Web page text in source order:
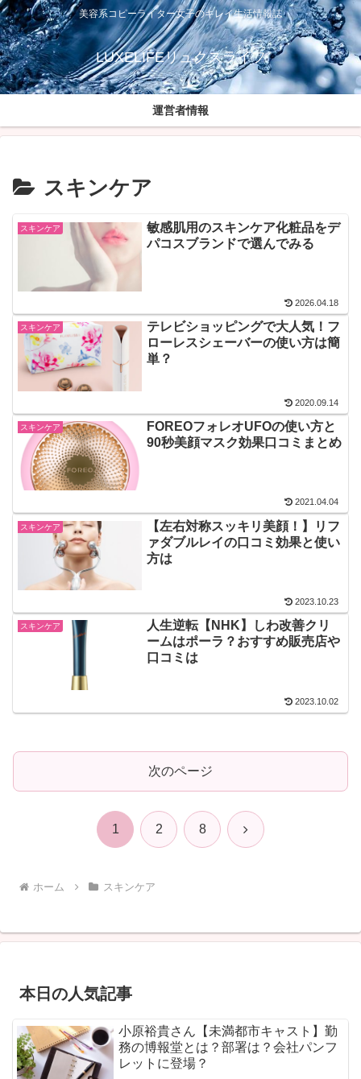
美容系コピーライター女子のキレイ生活情報誌
LUXELIFEリュクスライフ
運営者情報
スキンケア
スキンケア
敏感肌用のスキンケア化粧品をデ
パコスブランドで選んでみる
2026.04.18
スキンケア
テレビショッピングで大人気！フ
ローレスシェーバーの使い方は簡
単？
2020.09.14
スキンケア
FOREOフォレオUFOの使い方と
90秒美顔マスク効果口コミまとめ
2021.04.04
スキンケア
【左右対称スッキリ美顔！】リフ
ァダブルレイの口コミ効果と使い
方は
2023.10.23
スキンケア
人生逆転【NHK】しわ改善クリ
ームはポーラ？おすすめ販売店や
口コミは
2023.10.02
次のページ
1 2 8 次
ホーム スキンケア
本日の人気記事
小原裕貴さん【未満都市キャスト】勤
務の博報堂とは？部署は？会社パンフ
レットに登場？